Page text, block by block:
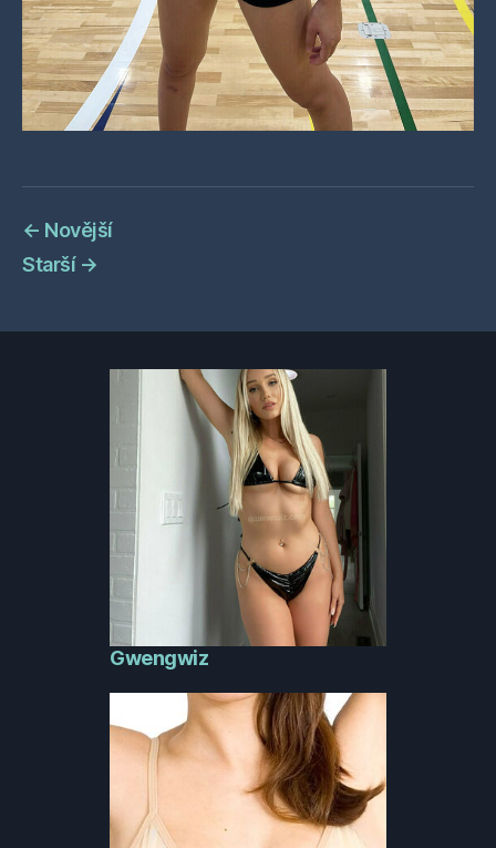
← Novější
Starší →
Gwengwiz